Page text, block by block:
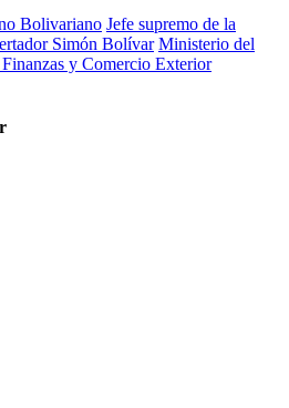
Bolivariano Jefe supremo de la
Simón Bolívar Ministerio del
y Comercio Exterior